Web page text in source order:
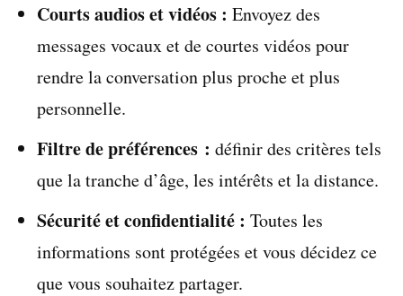
Courts audios et vidéos : Envoyez des
messages vocaux et de courtes vidéos pour
rendre la conversation plus proche et plus
personnelle.
Filtre de préférences : définir des critères tels
que la tranche d’âge, les intérêts et la distance.
Sécurité et confidentialité : Toutes les
informations sont protégées et vous décidez ce
que vous souhaitez partager.